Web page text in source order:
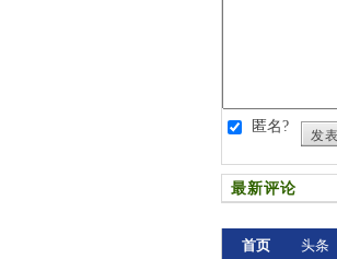
匿名?
发
最新评论
首页 头条